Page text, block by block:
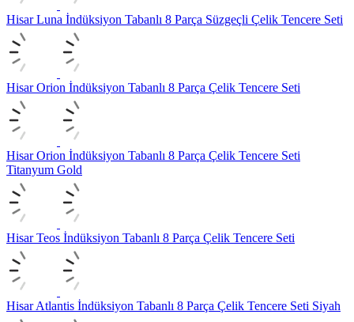
Hisar Luna İndüksiyon Tabanlı 8 Parça Süzgeçli Çelik Tencere Seti
Hisar Orion İndüksiyon Tabanlı 8 Parça Çelik Tencere Seti
Hisar Orion İndüksiyon Tabanlı 8 Parça Çelik Tencere Seti
Titanyum Gold
Hisar Teos İndüksiyon Tabanlı 8 Parça Çelik Tencere Seti
Hisar Atlantis İndüksiyon Tabanlı 8 Parça Çelik Tencere Seti Siyah